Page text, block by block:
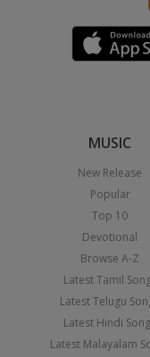
MUSIC
New Release
Popular
Top 10
Devotional
Browse A-Z
Latest Tamil
Latest Telugu
Latest Hindi
Latest Malayalam